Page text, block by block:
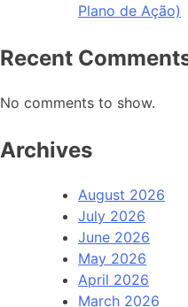
Plano de Ação)
Recent
No comments to show.
Archives
August 2026
July 2026
June 2026
May 2026
April 2026
March 2026